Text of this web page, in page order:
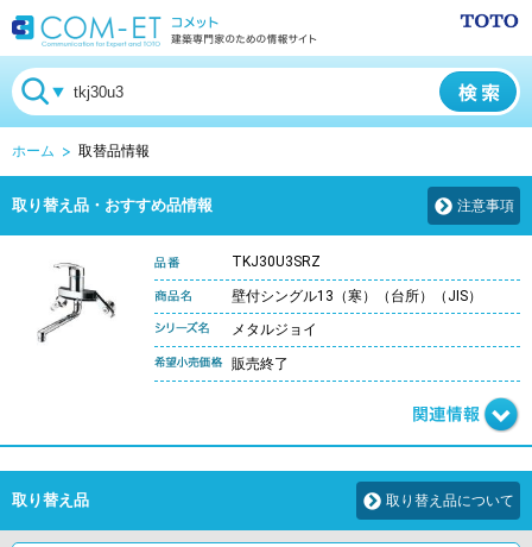
ホーム 取替品情報
取り替え品・おすすめ品情報 注意事項
TKJ30U3SRZ
壁付シングル13（寒）（台所）（JIS）
メタルジョイ
販売終了
取り替え品 取り替え品について